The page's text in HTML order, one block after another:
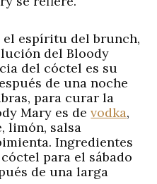
el espíritu del brunch,
del Bloody
del cóctel es su
de una noche
para curar la
Mary es devodka,
limón, salsa
Ingredientes
para el sábado
de una larga